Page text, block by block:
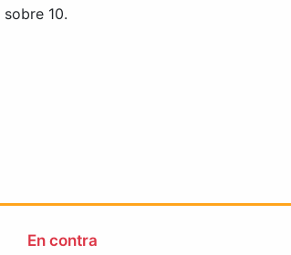
10.
En contra